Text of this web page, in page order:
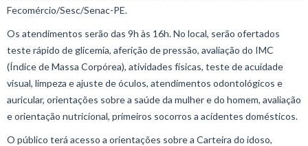
Fecomércio/Sesc/Senac-PE.
Os atendimentos serão das 9h às 16h. No local, serão ofertados
teste rápido de glicemia, aferição de pressão, avaliação do IMC
(Índice de Massa Corpórea), atividades físicas, teste de acuidade
visual, limpeza e ajuste de óculos, atendimentos odontológicos e
auricular, orientações sobre a saúde da mulher e do homem, avaliação
e orientação nutricional, primeiros socorros a acidentes domésticos.
O público terá acesso a orientações sobre a Carteira do idoso,